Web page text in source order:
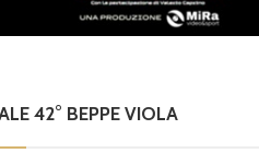
42° BEPPE VIOLA